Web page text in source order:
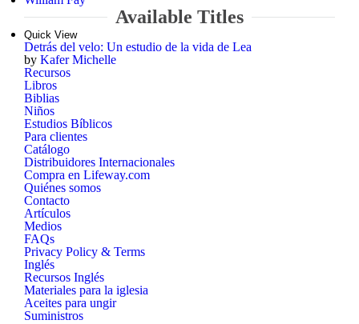
Available Titles
Quick View
Detrás del velo: Un estudio de la vida de Lea
by Kafer Michelle
Recursos
Libros
Biblias
Niños
Estudios Bíblicos
Para clientes
Catálogo
Distribuidores Internacionales
Compra en Lifeway.com
Quiénes somos
Contacto
Artículos
Medios
FAQs
Privacy Policy & Terms
Inglés
Recursos Inglés
Materiales para la iglesia
Aceites para ungir
Suministros